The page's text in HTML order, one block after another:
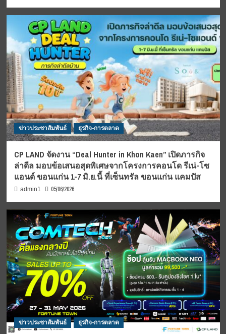
ข่าวประชาสัมพันธ์ ธุรกิจ-การตลาด
CP LAND จัดงาน “Deal Hunter in Khon Kaen” เปิดภารกิจ
ล่าดีล มอบข้อเสนอสุดพิเศษจากโครงการคอนโด รีเน่-โซ
แอนด์ ขอนแก่น 1-7 มิ.ย.นี้ ที่เซ็นทรัล ขอนแก่น แคมปัส
admin1 05/06/2026
ข่าวประชาสัมพันธ์ ธุรกิจ-การตลาด